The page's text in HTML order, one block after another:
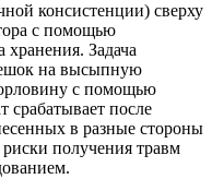
консистенции) сверху
с помощью
хранения. Задача
на высыпную
с помощью
срабатывает после
в разные стороны
получения травм